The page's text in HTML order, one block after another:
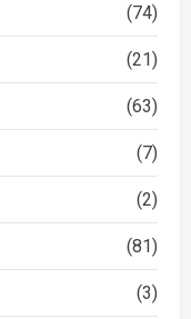
(74)
(21)
(63)
(7)
(2)
(81)
(3)